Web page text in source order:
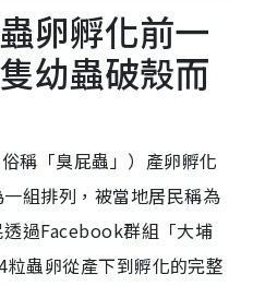
卵孵化前一
幼蟲破殼而
稱「臭屁蟲」）產卵孵化
組排列，被當地居民稱為
透過Facebook群組「大埔
蟲卵從產下到孵化的完整